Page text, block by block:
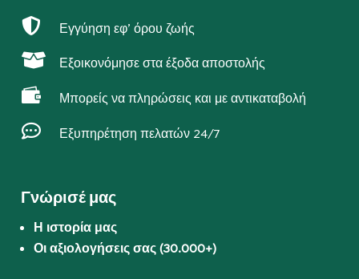
 Εγγύηση εφ’ όρου ζωής
 Εξοικονόμησε στα έξοδα αποστολής
 Μπορείς να πληρώσεις και με αντικαταβολή
 Εξυπηρέτηση πελατών 24/7
Γνώρισέ μας
Η ιστορία μας
Οι αξιολογήσεις σας (30.000+)